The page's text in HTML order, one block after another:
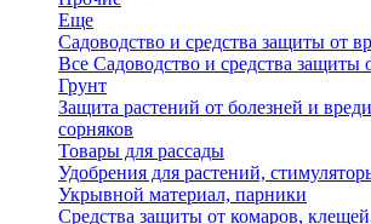
Еще
Садоводство и средства защиты от
Все Садоводство и средства защиты
Грунт
Защита растений от болезней и
сорняков
Товары для рассады
Удобрения для растений,
Укрывной материал, парники
Средства защиты от комаров,